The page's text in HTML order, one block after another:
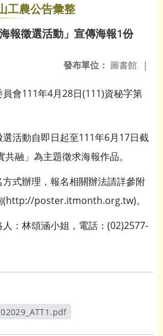
工農公告彙整
報徵選活動」宣傳海報1份
發布單位： 圖書館 |
會111年4月28日(111)資秘字第
活動自即日起至111年6月17日截
融」為主題徵求海報作品。
式辦理，報名相關辦法請詳參附
(http://poster.itmonth.org.tw)。
：林頌涵小姐，電話：(02)2577-